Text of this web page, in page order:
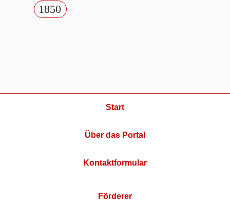
1850
Start
Über das Portal
Kontaktformular
Förderer